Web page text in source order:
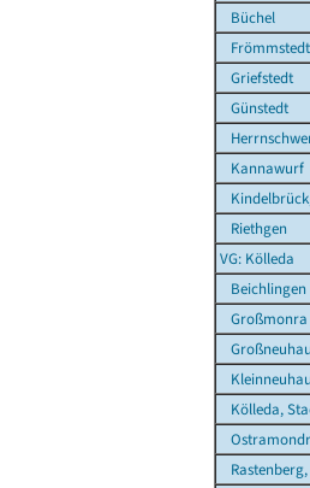
Büchel
Frömmstedt
Griefstedt
Günstedt
Kannawurf
Riethgen
VG: Kölleda
Beichlingen
Großmonra
Kölleda,